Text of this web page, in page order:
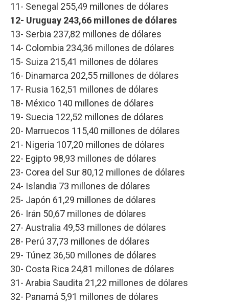
11- Senegal 255,49 millones de dólares
12- Uruguay 243,66 millones de dólares
13- Serbia 237,82 millones de dólares
14- Colombia 234,36 millones de dólares
15- Suiza 215,41 millones de dólares
16- Dinamarca 202,55 millones de dólares
17- Rusia 162,51 millones de dólares
18- México 140 millones de dólares
19- Suecia 122,52 millones de dólares
20- Marruecos 115,40 millones de dólares
21- Nigeria 107,20 millones de dólares
22- Egipto 98,93 millones de dólares
23- Corea del Sur 80,12 millones de dólares
24- Islandia 73 millones de dólares
25- Japón 61,29 millones de dólares
26- Irán 50,67 millones de dólares
27- Australia 49,53 millones de dólares
28- Perú 37,73 millones de dólares
29- Túnez 36,50 millones de dólares
30- Costa Rica 24,81 millones de dólares
31- Arabia Saudita 21,22 millones de dólares
32- Panamá 5,91 millones de dólares